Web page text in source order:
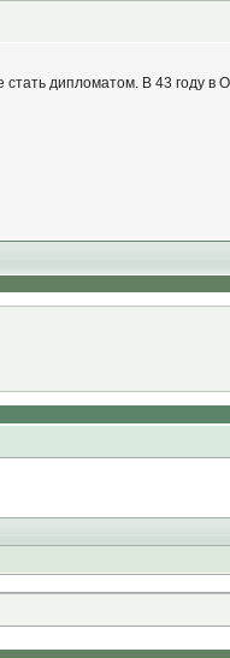
дипломатом. В 43 году в